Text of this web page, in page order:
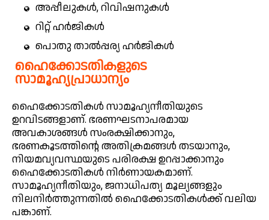
അപ്പീലുകൾ, റിവിഷനുകൾ
റിറ്റ് ഹർജികൾ
പൊതു താൽപ്പര്യ ഹർജികൾ
ഹൈക്കോടതികളുടെ
സാമൂഹ്യപ്രാധാന്യം
ഹൈക്കോടതികൾ സാമൂഹ്യനീതിയുടെ
ഉറവിടങ്ങളാണ്. ഭരണഘടനാപരമായ
അവകാശങ്ങൾ സംരക്ഷിക്കാനും,
ഭരണകൂടത്തിന്റെ അതിക്രമങ്ങൾ തടയാനും,
നിയമവ്യവസ്ഥയുടെ പരിരക്ഷ ഉറപ്പാക്കാനും
ഹൈക്കോടതികൾ നിർണായകമാണ്.
സാമൂഹ്യനീതിയും, ജനാധിപത്യ മൂല്യങ്ങളും
നിലനിർത്തുന്നതിൽ ഹൈക്കോടതികൾക്ക് വലിയ
പങ്കാണ്.